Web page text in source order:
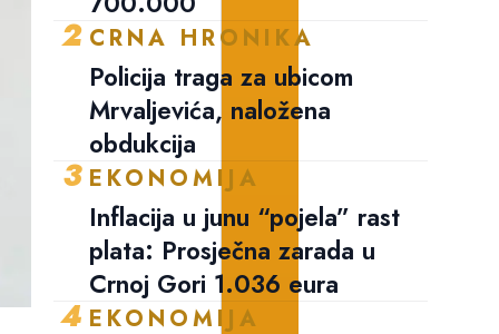
2 CRNA HRONIKA
Policija traga za ubicom
Mrvaljevića, naložena
obdukcija
3 EKONOMIJA
Inflacija u junu “pojela” rast
plata: Prosječna zarada u
Crnoj Gori 1.036 eura
4 EKONOMIJA